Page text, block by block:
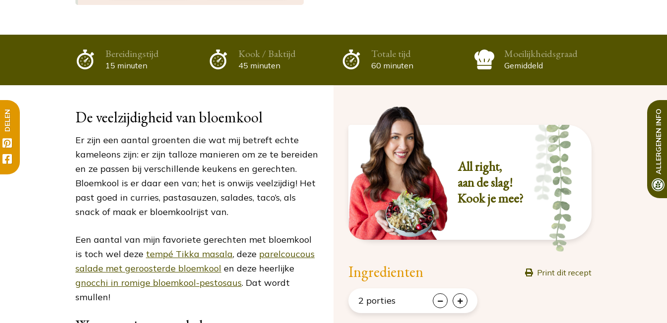
DELEN
ALLERGENEN
INFO
Bereidingstijd
15 minuten
Kook / Baktijd
45 minuten
Totale tijd
60 minuten
Moeilijkheidsgraad
Gemiddeld
De veelzijdigheid van bloemkool
Er zijn een aantal groenten die wat mij betreft echte
kameleons zijn: er zijn talloze manieren om ze te bereiden
en ze passen bij verschillende keukens en gerechten.
Bloemkool is er daar een van; het is onwijs veelzijdig! Het
past goed in curries, pastasauzen, salades, taco’s, als
snack of maak er bloemkoolrijst van.
Een aantal van mijn favoriete gerechten met bloemkool
is toch wel deze tempé Tikka masala, deze parelcoucous
salade met geroosterde bloemkool en deze heerlijke
gnocchi in romige bloemkool-pestosaus. Dat wordt
smullen!
All right,
aan de slag!
Kook je mee?
Ingredienten Print dit recept
2 porties